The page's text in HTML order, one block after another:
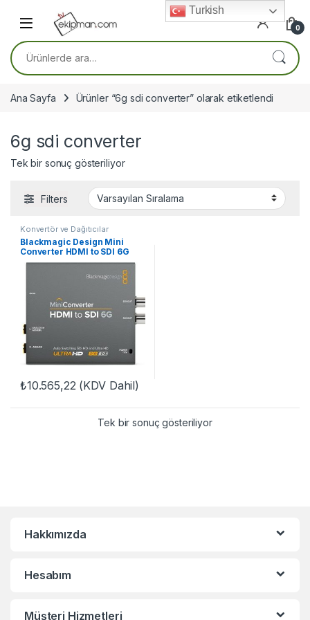
0
Ara:
Ana Sayfa Ürünler “6g sdi converter” olarak etiketlendi
6g sdi converter
Tek bir sonuç gösteriliyor
Filters
Konvertör ve Dağıtıcılar
Blackmagic Design Mini
Converter HDMI to SDI 6G
₺10.565,22 (KDV Dahil)
Tek bir sonuç gösteriliyor
Hakkımızda
Hesabım
Müşteri Hizmetleri
Turkish